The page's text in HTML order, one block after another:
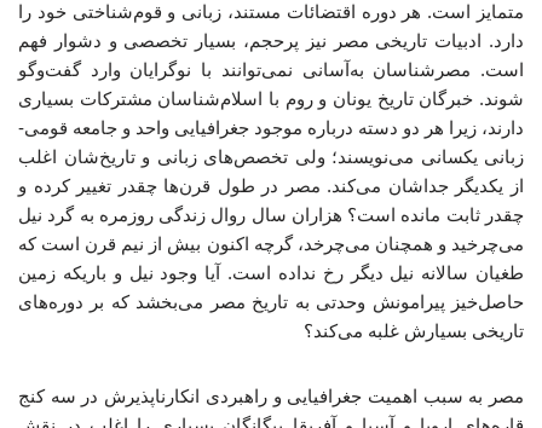
متمایز است. هر دوره اقتضائات مستند، زبانی و قوم‌شناختی خود را
دارد. ادبیات تاریخی مصر نیز پرحجم، بسیار تخصصی و دشوار فهم
است. مصرشناسان به‌آسانی نمی‌توانند با نوگرایان وارد گفت‌وگو
شوند. خبرگان تاریخ یونان و روم با اسلام‌شناسان مشترکات بسیاری
دارند، زیرا هر دو دسته درباره موجود جغرافیایی واحد و جامعه قومی-
زبانی یکسانی می‌نویسند؛ ولی تخصص‌های زبانی و تاریخ‌شان اغلب
از یکدیگر جداشان می‌کند. مصر در طول قرن‌ها چقدر تغییر کرده و
چقدر ثابت مانده است؟ هزاران سال روال زندگی روزمره به گرد نیل
می‌چرخید و همچنان می‌چرخد، گرچه اکنون بیش از نیم قرن است که
طغیان سالانه نیل دیگر رخ نداده است. آیا وجود نیل و باریکه زمین
حاصل‌خیز پیرامونش وحدتی به تاریخ مصر می‌بخشد که بر دوره‌های
تاریخی بسیارش غلبه می‌کند؟
مصر به سبب اهمیت جغرافیایی و راهبردی انکارناپذیرش در سه کنج